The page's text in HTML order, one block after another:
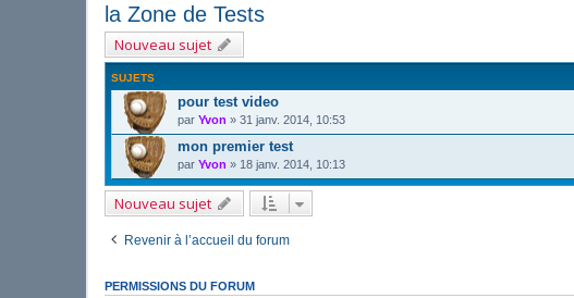
la Zone de Tests
Nouveau sujet
SUJETS
pour test video
par Yvon » 31 janv. 2014, 10:53
mon premier test
par Yvon » 18 janv. 2014, 10:13
Nouveau sujet
Revenir à l’accueil du forum
PERMISSIONS DU FORUM